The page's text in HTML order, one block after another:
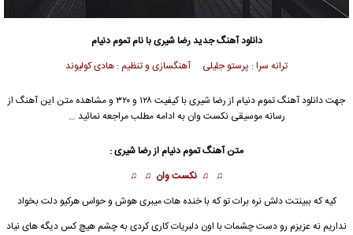
دانلود آهنگ جدیدرضا شیریبا نام تموم دنیام
ترانه سرا : پرستو جلیلی آهنگسازی و تنظیم : هادی کولیوند
جهت دانلود آهنگ تموم دنیام از رضا شیری
با کیفیت ۱۲۸ و ۳۲۰ و مشاهده متن این آهنگ از
رسانه موسیقی نکست وان به ادامه مطلب مراجعه نمائید …
متن آهنگتموم دنیامازرضا شیری:
♫ ♫ نکست وان ♫ ♫
کیه که ببینتت دلش نره برات تو که با خنده هات میبری هوش و حواس هرکیو دلت بخواد
نداریم نه عزیزم رو دست چشمات با اون دلبریات کاری کردی به چشم هیچ کس دیگه های نیاد